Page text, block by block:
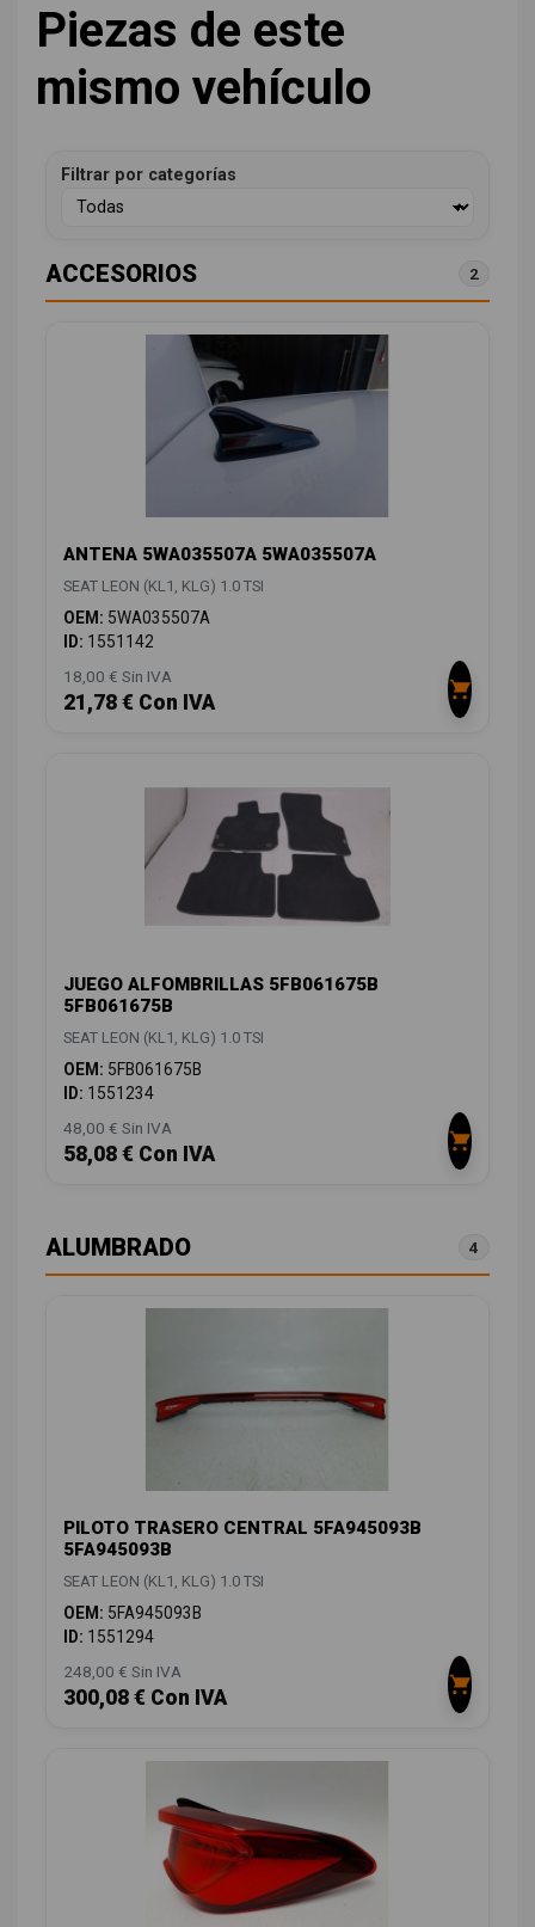
Piezas de este
mismo vehículo
Filtrar por categorías
ACCESORIOS 2
ANTENA 5WA035507A 5WA035507A
SEAT LEON (KL1, KLG) 1.0 TSI
OEM: 5WA035507A
ID: 1551142
18,00 € Sin IVA
21,78 € Con IVA
JUEGO ALFOMBRILLAS 5FB061675B
5FB061675B
SEAT LEON (KL1, KLG) 1.0 TSI
OEM: 5FB061675B
ID: 1551234
48,00 € Sin IVA
58,08 € Con IVA
ALUMBRADO 4
PILOTO TRASERO CENTRAL 5FA945093B
5FA945093B
SEAT LEON (KL1, KLG) 1.0 TSI
OEM: 5FA945093B
ID: 1551294
248,00 € Sin IVA
300,08 € Con IVA